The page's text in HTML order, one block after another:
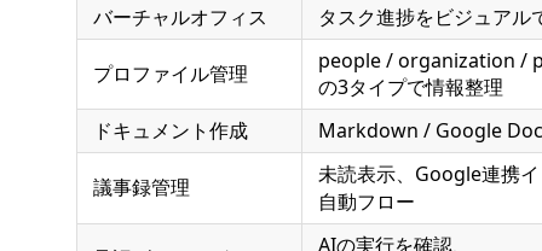
バーチャルオフィス
タスク進捗をビジュアル
プロファイル管理
people / organization /
の3タイプで情報整理
ドキュメント作成
Markdown / Google
議事録管理
未読表示、Google連携
自動フロー
AIの実行を確認、